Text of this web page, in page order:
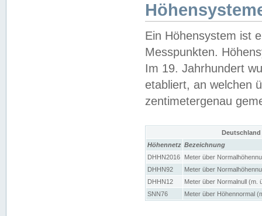
Ein Höhensystem ist
Messpunkten.
Im 19. Jahrhundert
etabliert, an welchen
zentimetergenau
Höhennetz Bezeichnung
DHHN2016
Meter über
DHHN92
Meter über
DHHN12
Meter über Normalnull (m.
SNN76
Meter über Höhennormal